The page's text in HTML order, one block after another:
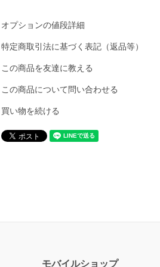
オプションの値段詳細
特定商取引法に基づく表記（返品等）
この商品を友達に教える
この商品について問い合わせる
買い物を続ける
モバイルショップ